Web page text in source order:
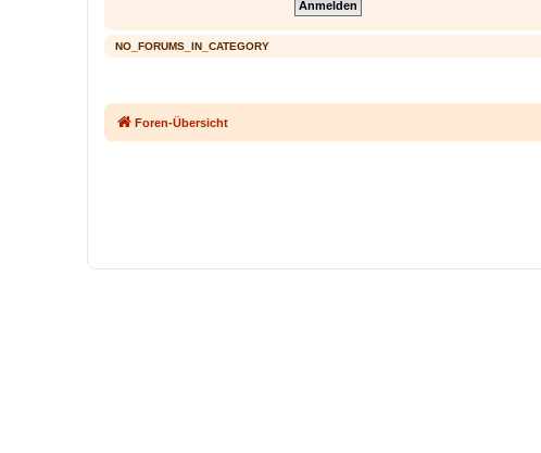
NO_FORUMS_IN_CATEGORY
Foren-Übersicht